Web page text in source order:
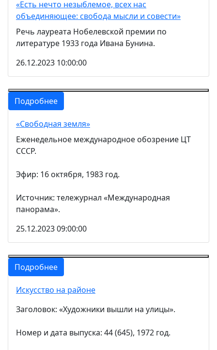
«Есть нечто незыблемое, всех нас
объединяющее: свобода мысли и совести»
Речь лауреата Нобелевской премии по
литературе 1933 года Ивана Бунина.
26.12.2023 10:00:00
Подробнее
«Свободная земля»
Еженедельное международное обозрение ЦТ
СССР.
Эфир: 16 октября, 1983 год.
Источник: тележурнал «Международная
панорама».
25.12.2023 09:00:00
Подробнее
Искусство на районе
Заголовок: «Художники вышли на улицы».
Номер и дата выпуска: 44 (645), 1972 год.